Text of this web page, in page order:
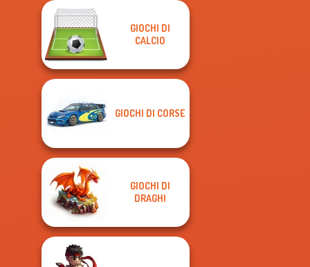
GIOCHI DI
CALCIO
GIOCHI DI CORSE
GIOCHI DI
DRAGHI